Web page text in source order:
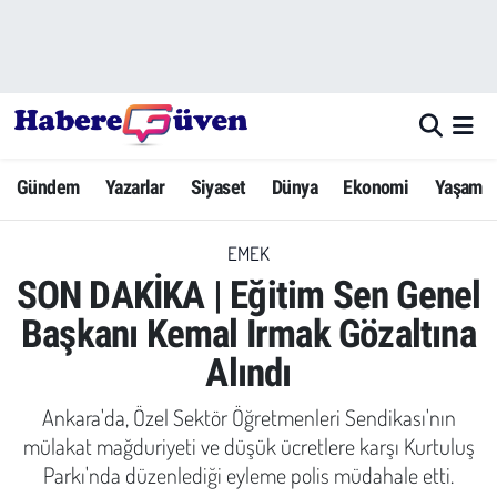
Gündem Yazarlar Siyaset Dünya Ekonomi Yaşam
EMEK
SON DAKİKA | Eğitim Sen Genel
Başkanı Kemal Irmak Gözaltına
Alındı
Ankara'da, Özel Sektör Öğretmenleri Sendikası'nın
mülakat mağduriyeti ve düşük ücretlere karşı Kurtuluş
Parkı'nda düzenlediği eyleme polis müdahale etti.
Yazarlar
Dünya
Ekonomi
Yerel Haberler
Eğitim
Hava Durumu
Trafik Durumu
Süper Lig Puan Durumu ve Fikstür
Tüm Manşetler
Son Dakika Haberleri
Haber Arşivi